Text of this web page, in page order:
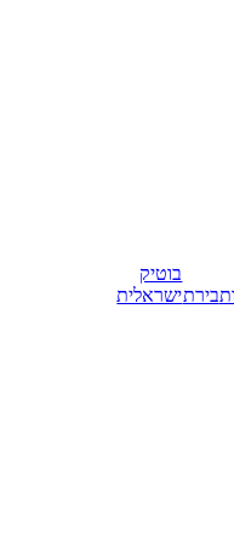
בירת
בוטיק
ישראלית